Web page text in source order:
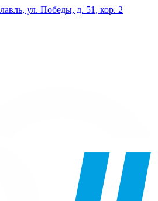
ул. Победы, д. 51, кор. 2